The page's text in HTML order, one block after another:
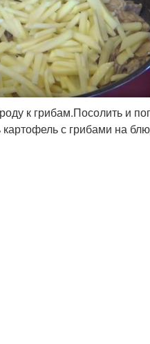
к грибам.Посолить и
с грибами на